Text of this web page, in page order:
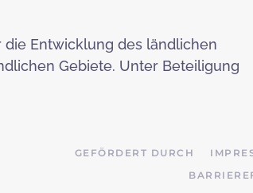
Entwicklung des ländlichen
Gebiete. Unter Beteiligung
GEFÖRDERT DURCH